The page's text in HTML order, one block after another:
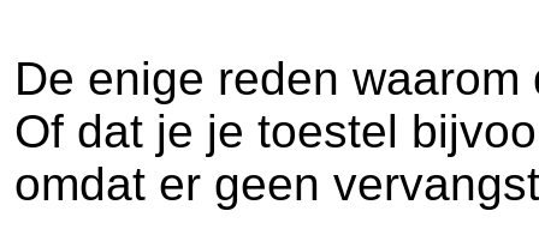
De enige reden
Of dat je je toestel
omdat er geen